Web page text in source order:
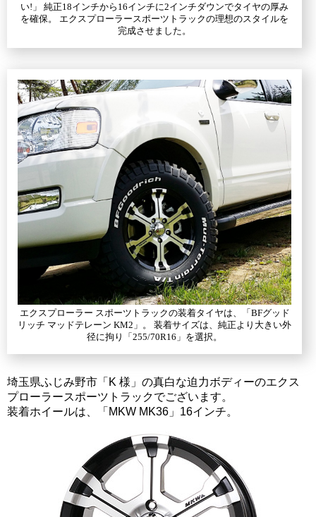
い!」 純正18インチから16インチに2インチダウンでタイヤの厚み
を確保。 エクスプローラースポーツトラックの理想のスタイルを
完成させました。
エクスプローラー スポーツトラックの装着タイヤは、「BFグッド
リッチ マッドテレーン KM2」。 装着サイズは、純正より大きい外
径に拘り「255/70R16」を選択。
埼玉県ふじみ野市「K 様」の真白な迫力ボディーのエクス
プローラースポーツトラックでございます。
装着ホイールは、「MKW MK36」16インチ。